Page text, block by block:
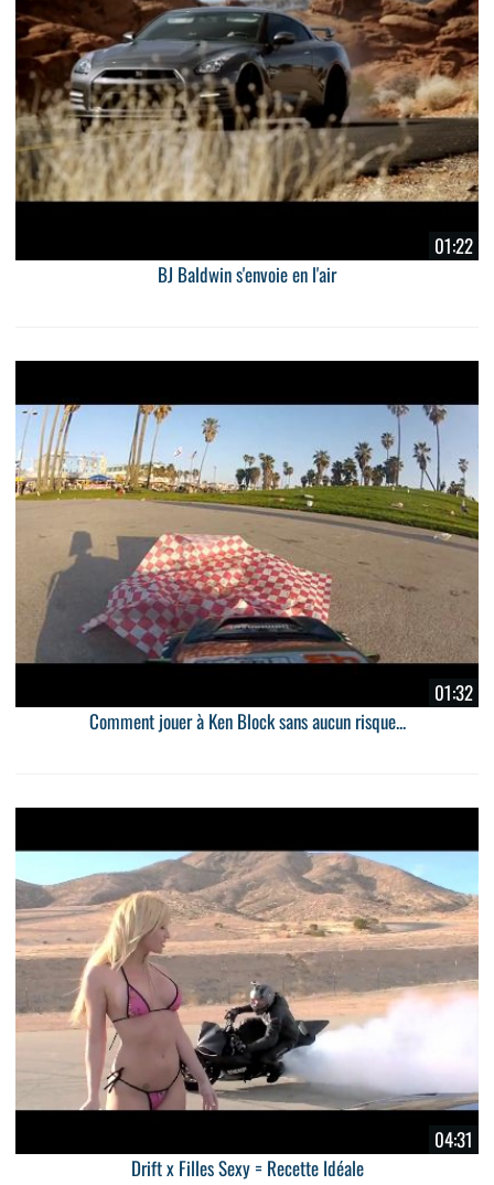
01:22
BJ Baldwin s'envoie en l'air
01:32
Comment jouer à Ken Block sans aucun risque...
04:31
Drift x Filles Sexy = Recette Idéale